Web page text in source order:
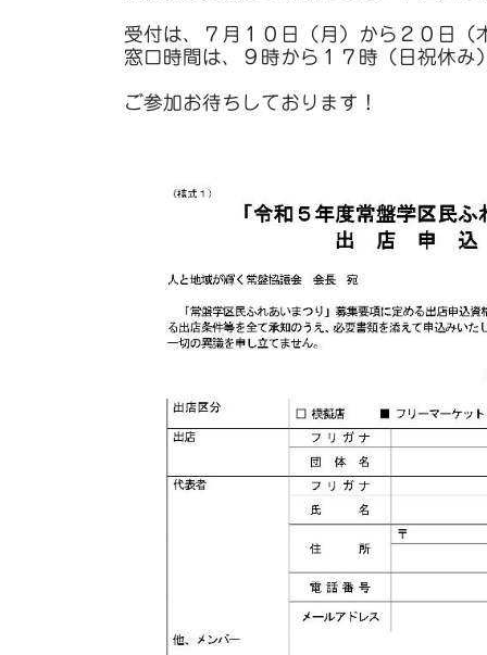
受付は、７月１０日（月）から２０日（
窓口時間は、９時から１７時（日祝休み
ご参加お待ちしております！